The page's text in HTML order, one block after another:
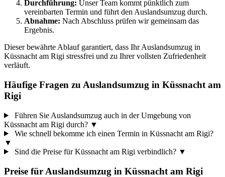
Durchführung: Unser Team kommt pünktlich zum
vereinbarten Termin und führt den Auslandsumzug durch.
Abnahme: Nach Abschluss prüfen wir gemeinsam das
Ergebnis.
Dieser bewährte Ablauf garantiert, dass Ihr Auslandsumzug in
Küssnacht am Rigi stressfrei und zu Ihrer vollsten Zufriedenheit
verläuft.
Häufige Fragen zu Auslandsumzug in Küssnacht am
Rigi
Führen Sie Auslandsumzug auch in der Umgebung von
Küssnacht am Rigi durch? ▼
Wie schnell bekomme ich einen Termin in Küssnacht am Rigi?
▼
Sind die Preise für Küssnacht am Rigi verbindlich? ▼
Preise für Auslandsumzug in Küssnacht am Rigi